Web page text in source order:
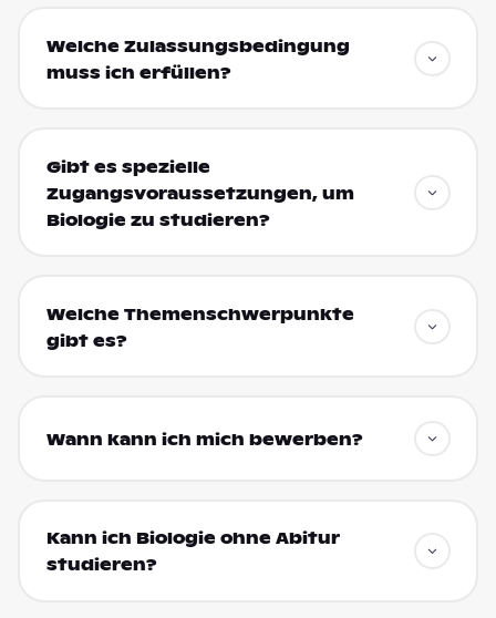
Welche Zulassungsbedingung
muss ich erfüllen?
Gibt es spezielle
Zugangsvoraussetzungen, um
Biologie zu studieren?
Welche Themenschwerpunkte
gibt es?
Wann kann ich mich bewerben?
Kann ich Biologie ohne Abitur
studieren?